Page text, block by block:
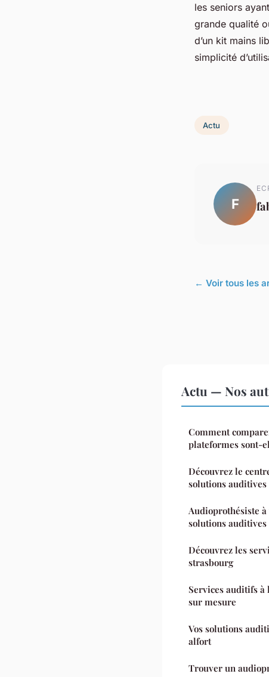
les seniors
grande qualité
d’un kit mains
simplicité
Actu
F
← Voir tous les
Actu — Nos
Comment
plateformes sont-
Découvrez le
solutions auditives
Audioprothésiste
solutions auditives
Découvrez les
strasbourg
Services auditifs à
sur mesure
Vos solutions
alfort
Trouver un